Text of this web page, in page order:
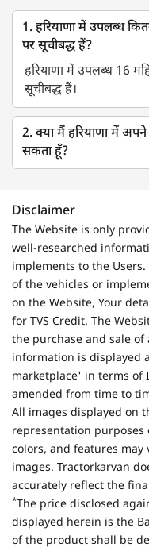
1. हरियाणा में उपलब्ध कितने
पर सूचीबद्ध हैं?
हरियाणा में उपलब्ध 16
सूचीबद्ध हैं।
2. क्या मैं हरियाणा में
सकता हूँ?
Disclaimer
The Website is only
well-researched
implements to the
of the vehicles or
on the Website, Your
for TVS Credit. The
the purchase and sale
information is displayed
marketplace' in terms of
amended from time to
All images displayed on
representation purposes
colors, and features
images. Tractorkarvan
accurately reflect the
*The price disclosed
displayed herein is the
of the product shall be